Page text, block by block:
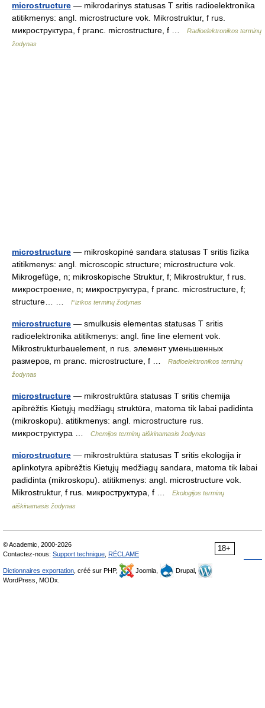
microstructure — mikrodarinys statusas T sritis radioelektronika
atitikmenys: angl. microstructure vok. Mikrostruktur, f rus.
микроструктура, f pranc. microstructure, f …
Radioelektronikos terminų
žodynas
microstructure — mikroskopinė sandara statusas T sritis fizika
atitikmenys: angl. microscopic structure; microstructure vok.
Mikrogefüge, n; mikroskopische Struktur, f; Mikrostruktur, f rus.
микростроение, n; микроструктура, f pranc. microstructure, f;
structure… …
Fizikos terminų žodynas
microstructure — smulkusis elementas statusas T sritis
radioelektronika atitikmenys: angl. fine line element vok.
Mikrostrukturbauelement, n rus. элемент уменьшенных
размеров, m pranc. microstructure, f …
Radioelektronikos terminų
žodynas
microstructure — mikrostruktūra statusas T sritis chemija
apibrėžtis Kietųjų medžiagų struktūra, matoma tik labai padidinta
(mikroskopu). atitikmenys: angl. microstructure rus.
микроструктура …
Chemijos terminų aiškinamasis žodynas
microstructure — mikrostruktūra statusas T sritis ekologija ir
aplinkotyra apibrėžtis Kietųjų medžiagų sandara, matoma tik labai
padidinta (mikroskopu). atitikmenys: angl. microstructure vok.
Mikrostruktur, f rus. микроструктура, f …
Ekologijos terminų
aiškinamasis žodynas
18+
© Academic, 2000-2026
Contactez-nous: Support technique RÉCLAME
Dictionnaires exportation , créé sur PHP, Joomla,
Drupal,
WordPress, MODx.